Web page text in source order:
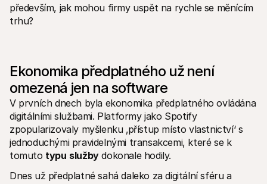
především, jak mohou firmy uspět na rychle se měnícím
trhu?
Ekonomika předplatného už není
omezená jen na software
V prvních dnech byla ekonomika předplatného ovládána
digitálními službami. Platformy jako Spotify
zpopularizovaly myšlenku ‚přístup místo vlastnictví‘ s
jednoduchými pravidelnými transakcemi, které se k
tomuto typu služby dokonale hodily.
Dnes už předplatné sahá daleko za digitální sféru a